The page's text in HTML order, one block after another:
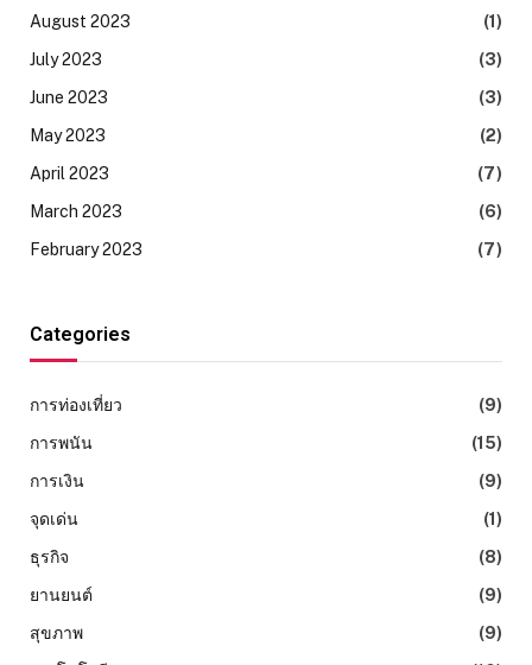
August 2023
(1)
July 2023
(3)
June 2023
(3)
May 2023
(2)
April 2023
(7)
March 2023
(6)
February 2023
(7)
Categories
การท่องเที่ยว
(9)
การพนัน
(15)
การเงิน
(9)
จุดเด่น
(1)
ธุรกิจ
(8)
ยานยนต์
(9)
สุขภาพ
(9)